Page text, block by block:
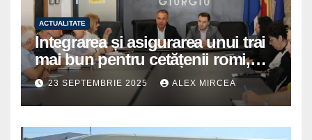
ACTUALITATE
Integrarea și asigurarea unui trai
mai bun pentru cetățenii romi,
prioritate pentru instituțiile
publice giurgiuvene
23 SEPTEMBRIE 2025 ALEX MIRCEA